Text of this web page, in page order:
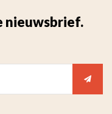
nieuwsbrief.